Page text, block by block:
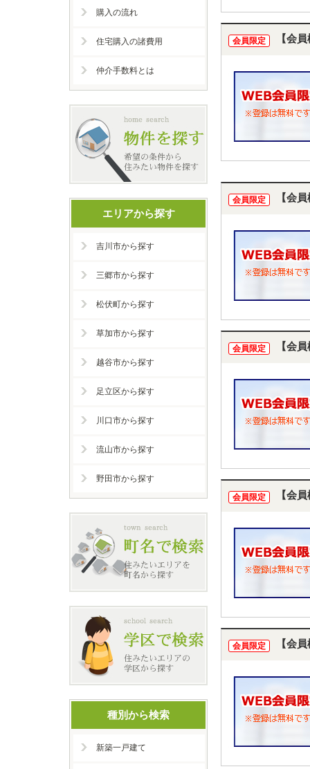
会員限定 【会
会員限定 【会
会員限定 【会
会員限定 【会
会員限定 【会
購入の流れ
住宅購入の諸費用
仲介手数料とは
エリアから探す
吉川市から探す
三郷市から探す
松伏町から探す
草加市から探す
越谷市から探す
足立区から探す
川口市から探す
流山市から探す
野田市から探す
種別から検索
新築一戸建て